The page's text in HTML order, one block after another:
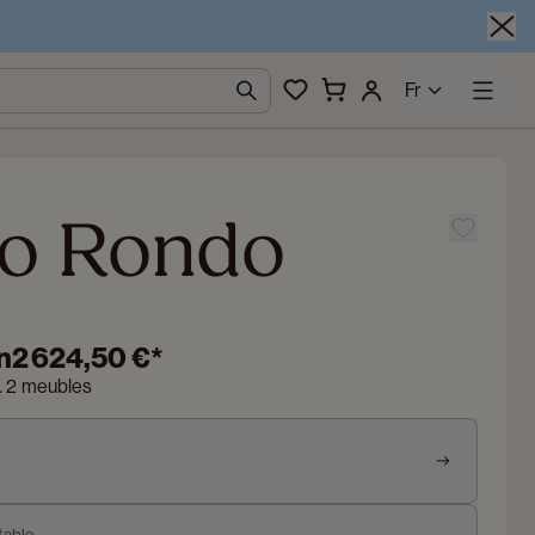
Fr
Rondo
2 624,50 €*
2 meubles